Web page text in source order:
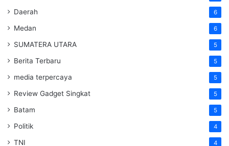
Daerah 6
Medan 6
SUMATERA UTARA 5
Berita Terbaru 5
media terpercaya 5
Review Gadget Singkat 5
Batam 5
Politik 4
TNI 4